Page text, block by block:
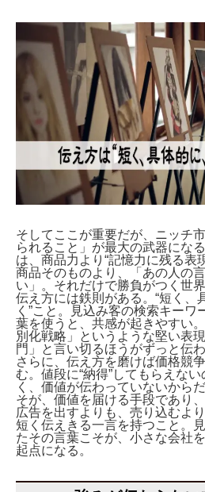
そしてここが重要だが、ニッチ
られること」が最大の武器にな
は、商品力より“記憶力に残る表
商品そのものより、「あの人の
い」。それだけで勝負がつく世界
伝え方には鉄則がある。“短く、
く”こと。見込み客の検索キー
葉を使うと、共感が起きやすい
別化戦略」というような堅い
門」と言い切るほうがずっと伝わ
さらに、伝え方を磨けば価格競
む。値段に“納得”してもらえな
く、価値が伝わっていないから
そが、価値を届ける手段であり
広告を出すよりも、売り込むよ
短く伝えきる一言を持つこと。
たその言葉こそが、小さな会社
起点になる。